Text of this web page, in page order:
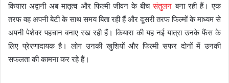
कियारा अद्वानी अब मातृत्व और फिल्मी जीवन के बीचसंतुलन बना रही हैं। एक
तरफ वह अपनी बेटी के साथ समय बिता रही हैं और दूसरी तरफ फिल्मों के माध्यम से
अपनी पेशेवर पहचान बनाए रख रही हैं। कियारा की यह नई यात्रा उनके फैंस के
लिए प्रेरणादायक है। लोग उनकी खुशियों और फिल्मी सफर दोनों में उनकी
सफलता की कामना कर रहे हैं।